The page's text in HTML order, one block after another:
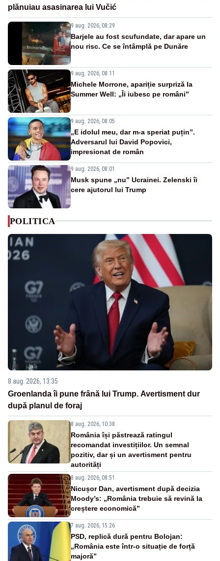
plănuiau asasinarea lui Vučić
9 aug. 2026, 08:29
Barjele au fost scufundate, dar apare un
nou risc. Ce se întâmplă pe Dunăre
9 aug. 2026, 08:11
Michele Morrone, apariție surpriză la
Summer Well: „Îi iubesc pe români”
9 aug. 2026, 08:05
„E idolul meu, dar m-a speriat puțin”.
Adversarul lui David Popovici,
impresionat de român
9 aug. 2026, 08:01
Musk spune „nu” Ucrainei. Zelenski îi
cere ajutorul lui Trump
POLITICA
8 aug. 2026, 13:35
Groenlanda îi pune frână lui Trump. Avertisment dur
după planul de foraj
8 aug. 2026, 10:38
România își păstrează ratingul
recomandat investițiilor. Un semnal
pozitiv, dar și un avertisment pentru
autorități
8 aug. 2026, 08:51
Nicușor Dan, avertisment după decizia
Moody’s: „România trebuie să revină la
creștere economică”
7 aug. 2026, 15:26
PSD, replică dură pentru Bolojan:
„România este într-o situație de forță
majoră”